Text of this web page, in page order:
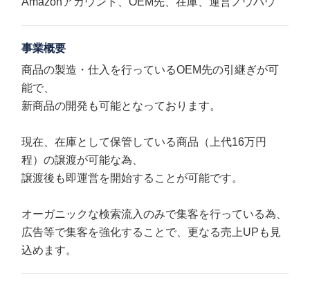
事業概要
商品の製造・仕入を行っているOEM先の引継ぎが可
能で、
新商品の開発も可能となっております。
現在、在庫として保管している商品（上代16万円
程）の譲渡が可能な為、
譲渡後も即運営を開始することが可能です。
オーガニックな検索流入のみで集客を行っている為、
広告等で集客を強化することで、更なる売上UPも見
込めます。